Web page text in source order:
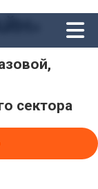
сектора